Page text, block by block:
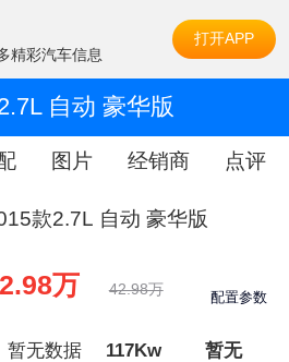
精彩汽车信息
打开APP
自动 豪华版
图片 经销商 点评
款2.7L 自动 豪华版
万 42.98万 配置参数
暂无数据 117Kw 暂无